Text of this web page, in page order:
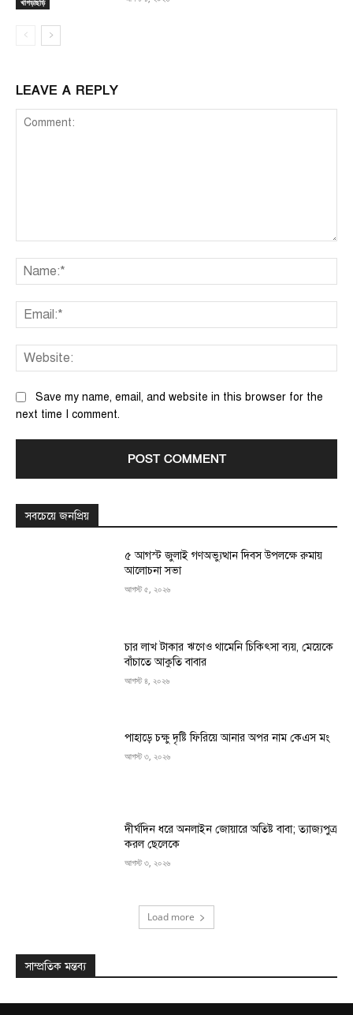
খাগড়াছড়ি
LEAVE A REPLY
Save my name, email, and website in this browser for the
next time I comment.
সবচেয়ে জনপ্রিয়
৫ আগস্ট জুলাই গণঅভ্যুত্থান দিবস উপলক্ষে রুমায়
আলোচনা সভা
আগস্ট ৫, ২০২৬
চার লাখ টাকার ঋণেও থামেনি চিকিৎসা ব্যয়, মেয়েকে
বাঁচাতে আকুতি বাবার
আগস্ট ৪, ২০২৬
পাহাড়ে চক্ষু দৃষ্টি ফিরিয়ে আনার অপর নাম কেএস মং
আগস্ট ৩, ২০২৬
দীর্ঘদিন ধরে অনলাইন জোয়ারে অতিষ্ট বাবা; ত্যাজ্যপুত্র
করল ছেলেকে
আগস্ট ৩, ২০২৬
Load more
সাম্প্রতিক মন্তব্য